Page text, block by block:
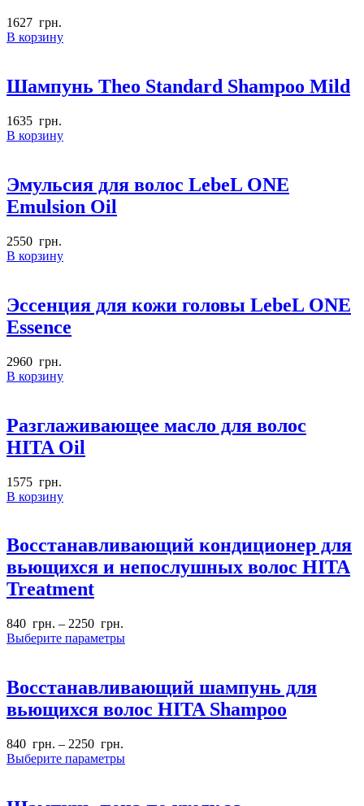
1627 грн.
В корзину
Шампунь Theo Standard Shampoo Mild
1635 грн.
В корзину
Эмульсия для волос LebeL ONE
Emulsion Oil
2550 грн.
В корзину
Эссенция для кожи головы LebeL ONE
Essence
2960 грн.
В корзину
Разглаживающее масло для волос
HITA Oil
1575 грн.
В корзину
Восстанавливающий кондиционер для
вьющихся и непослушных волос HITA
Treatment
840 грн. – 2250 грн.
Выберите параметры
Восстанавливающий шампунь для
вьющихся волос HITA Shampoo
840 грн. – 2250 грн.
Выберите параметры